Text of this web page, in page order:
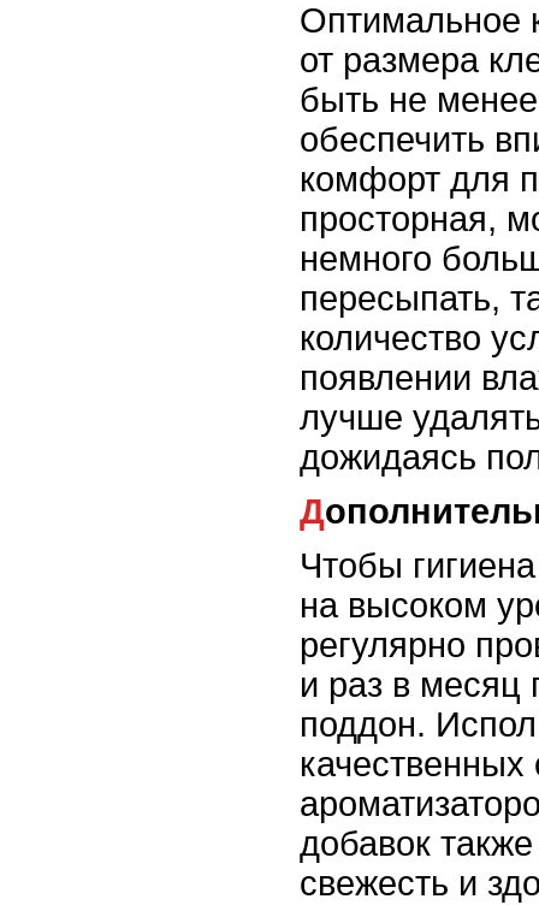
Оптимальное
от размера
быть не
обеспечить
комфорт для
просторная,
немного
пересыпать,
количество
появлении
лучше
дожидаясь
Чтобы
на высоком
регулярно
и раз в месяц
поддон.
качественных
добавок
свежесть и